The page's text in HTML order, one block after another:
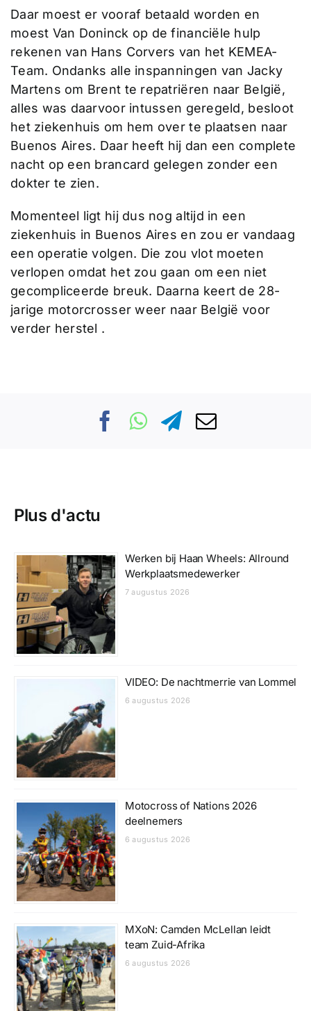
Daar moest er vooraf betaald worden en
moest Van Doninck op de financiële hulp
rekenen van Hans Corvers van het KEMEA-
Team. Ondanks alle inspanningen van Jacky
Martens om Brent te repatriëren naar België,
alles was daarvoor intussen geregeld, besloot
het ziekenhuis om hem over te plaatsen naar
Buenos Aires. Daar heeft hij dan een complete
nacht op een brancard gelegen zonder een
dokter te zien.
Momenteel ligt hij dus nog altijd in een
ziekenhuis in Buenos Aires en zou er vandaag
een operatie volgen. Die zou vlot moeten
verlopen omdat het zou gaan om een niet
gecompliceerde breuk. Daarna keert de 28-
jarige motorcrosser weer naar België voor
verder herstel .
Plus d'actu
Werken bij Haan Wheels: Allround
Werkplaatsmedewerker
7 augustus 2026
VIDEO: De nachtmerrie van Lommel
6 augustus 2026
Motocross of Nations 2026
deelnemers
6 augustus 2026
MXoN: Camden McLellan leidt
team Zuid-Afrika
6 augustus 2026